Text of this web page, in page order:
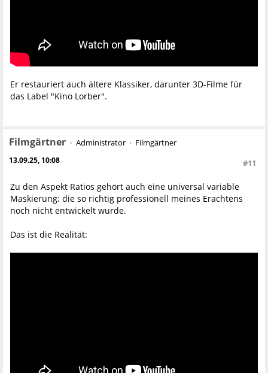
Er restauriert auch ältere Klassiker, darunter 3D-Filme für
das Label "Kino Lorber".
Filmgärtner Administrator Filmgärtner
13.09.25, 10:08 #11
Zu den Aspekt Ratios gehört auch eine universal variable
Maskierung: die so richtig professionell meines Erachtens
noch nicht entwickelt wurde.
Das ist die Realität: